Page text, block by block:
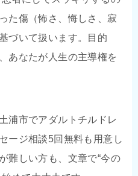
た傷（怖さ、悔しさ、寂
づいて扱います。目的
あなたが人生の主導権を
浦市でアダルトチルドレ
ージ相談5回無料も用意し
難しい方も、文章で“今の